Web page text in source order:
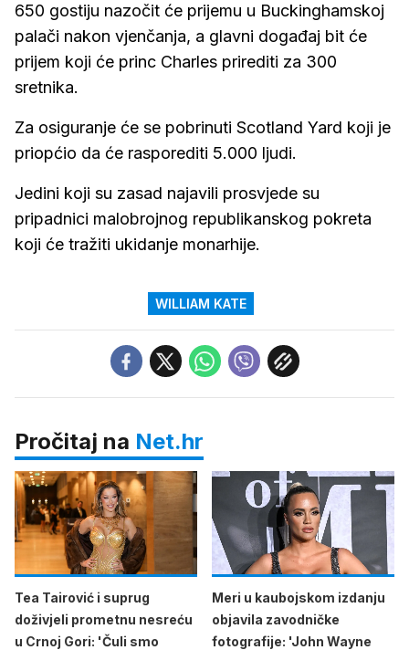
650 gostiju nazočit će prijemu u Buckinghamskoj
palači nakon vjenčanja, a glavni događaj bit će
prijem koji će princ Charles prirediti za 300
sretnika.
Za osiguranje će se pobrinuti Scotland Yard koji je
priopćio da će rasporediti 5.000 ljudi.
Jedini koji su zasad najavili prosvjede su
pripadnici malobrojnog republikanskog pokreta
koji će tražiti ukidanje monarhije.
WILLIAM KATE
Pročitaj na Net.hr
Tea Tairović i suprug
doživjeli prometnu nesreću
u Crnoj Gori: 'Čuli smo
Meri u kaubojskom izdanju
objavila zavodničke
fotografije: 'John Wayne